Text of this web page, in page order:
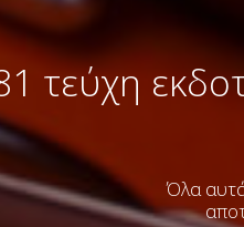
τεύχη
Όλα